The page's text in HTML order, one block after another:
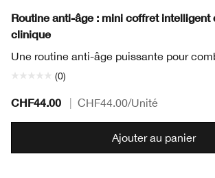
Routine anti-âge : mini coffret intelligent
clinique
Une routine anti-âge puissante pour
(0)
CHF44.00 CHF44.00/Unité
Ajouter au panier